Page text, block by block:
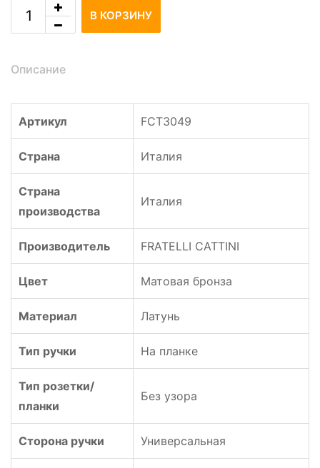
В КОРЗИНУ
Описание
Артикул FCT3049
Страна Италия
Страна
производства
Италия
Производитель FRATELLI CATTINI
Цвет Матовая бронза
Материал Латунь
Тип ручки На планке
Тип розетки/
планки
Без узора
Сторона ручки Универсальная